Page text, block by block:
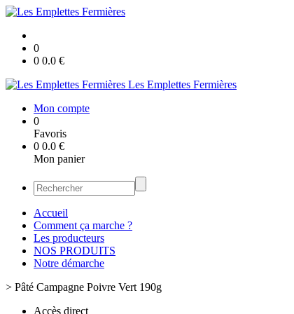
0
0 0.0 €
Les Emplettes Fermières
Mon compte
0
Favoris
0 0.0 €
Mon panier
Accueil
Comment ça marche ?
Les producteurs
NOS PRODUITS
Notre démarche
> Pâté Campagne Poivre Vert 190g
Accès direct